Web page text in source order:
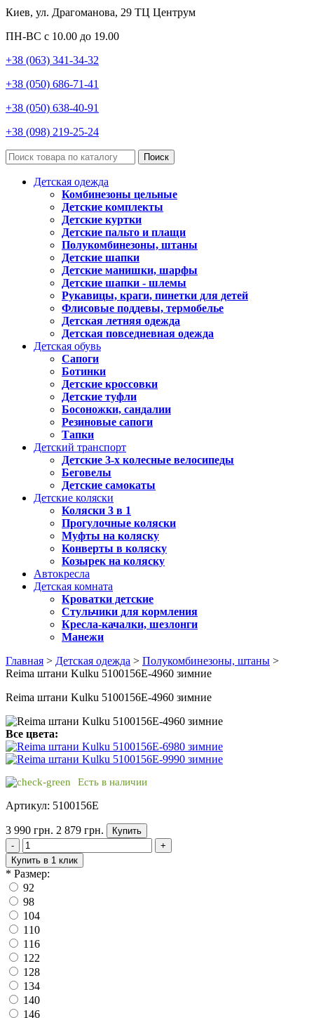
Киев, ул. Драгоманова, 29 ТЦ Центрум
ПН-ВС с 10.00 до 19.00
+38 (063) 341-34-32
+38 (050) 686-71-41
+38 (050) 638-40-91
+38 (098) 219-25-24
Поиск
Детская одежда
Комбинезоны цельные
Детские комплекты
Детские куртки
Детские пальто и плащи
Полукомбинезоны, штаны
Детские шапки
Детские манишки, шарфы
Детские шапки - шлемы
Рукавицы, краги, пинетки для детей
Флисовые поддевы, термобелье
Детская летняя одежда
Детская повседневная одежда
Детская обувь
Сапоги
Ботинки
Детские кроссовки
Детские туфли
Босоножки, сандалии
Резиновые сапоги
Тапки
Детский транспорт
Детские 3-х колесные велосипеды
Беговелы
Детские самокаты
Детские коляски
Коляски 3 в 1
Прогулочные коляски
Муфты на коляску
Конверты в коляску
Козырек на коляску
Автокресла
Детская комната
Кроватки детские
Стульчики для кормления
Кресла-качалки, шезлонги
Манежи
Главная > Детская одежда > Полукомбинезоны, штаны >
Reima штани Kulku 5100156E-4960 зимние
Reima штани Kulku 5100156E-4960 зимние
Все цвета:
Есть в наличии
Артикул: 5100156E
3 990 грн. 2 879 грн.
Купить
-
+
Купить в 1 клик
* Размер:
92
98
104
110
116
122
128
134
140
146